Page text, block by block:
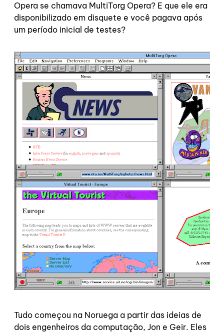
Opera se chamava MultiTorg Opera? E que ele era
disponibilizado em disquete e você pagava após
um período inicial de testes?
Tudo começou na Noruega a partir das ideias de
dois engenheiros da computação, Jon e Geir. Eles